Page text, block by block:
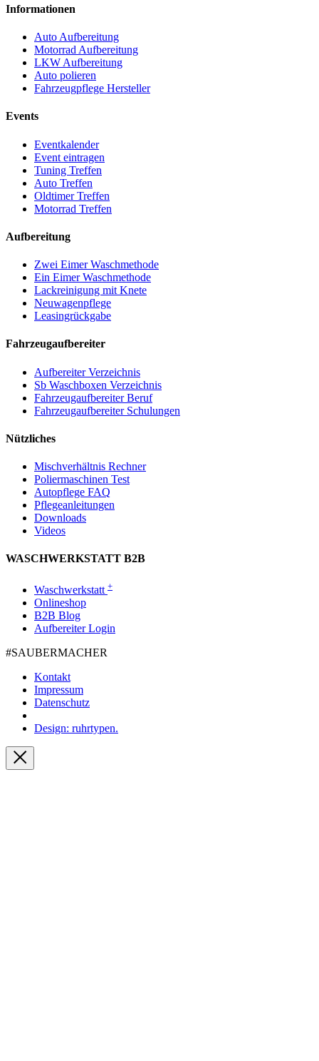
Informationen
Auto Aufbereitung
Motorrad Aufbereitung
LKW Aufbereitung
Auto polieren
Fahrzeugpflege Hersteller
Events
Eventkalender
Event eintragen
Tuning Treffen
Auto Treffen
Oldtimer Treffen
Motorrad Treffen
Aufbereitung
Zwei Eimer Waschmethode
Ein Eimer Waschmethode
Lackreinigung mit Knete
Neuwagenpflege
Leasingrückgabe
Fahrzeugaufbereiter
Aufbereiter Verzeichnis
Sb Waschboxen Verzeichnis
Fahrzeugaufbereiter Beruf
Fahrzeugaufbereiter Schulungen
Nützliches
Mischverhältnis Rechner
Poliermaschinen Test
Autopflege FAQ
Pflegeanleitungen
Downloads
Videos
WASCHWERKSTATT B2B
Waschwerkstatt +
Onlineshop
B2B Blog
Aufbereiter Login
#SAUBER­MACHER
Kontakt
Impressum
Datenschutz
Design: ruhrtypen.